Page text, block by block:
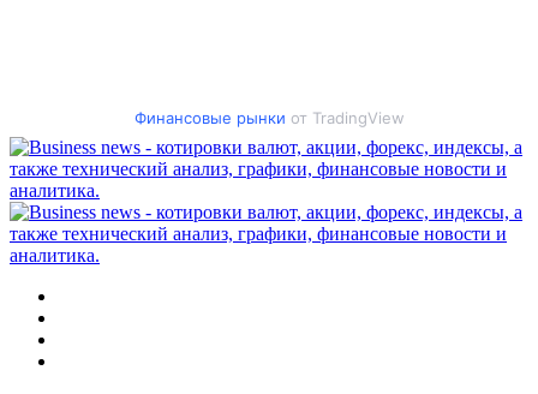
Финансовые рынки от TradingView